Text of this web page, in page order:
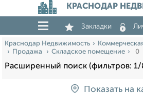
КРАСНОДАР
Закладки
Краснодар Недвижимость
Продажа
Складское помещение 0
Расширенный поиск (фильтров: 1/
Показать на